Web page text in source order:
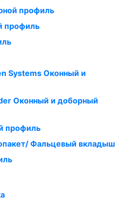
профиль
профиль
Systems Оконный и
Оконный и доборный
профиль
Фальцевый вкладыш